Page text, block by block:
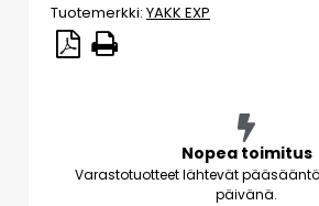
Tuotemerkki: YAKK EXP
Nopea toimitus
Varastotuotteet lähtevät
päivänä.